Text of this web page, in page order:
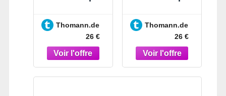
Buds M Noir
Thomann.de
26 €
Buds S Noir
Thomann.de
26 €